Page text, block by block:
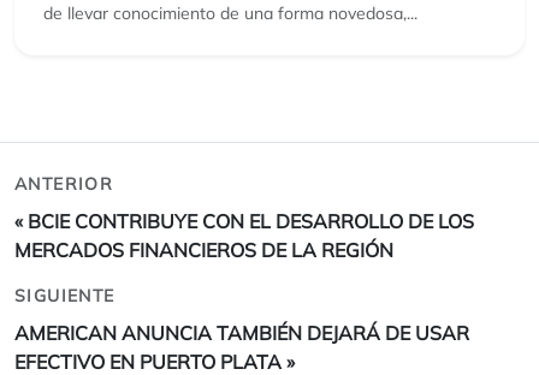
de llevar conocimiento de una forma novedosa,...
ANTERIOR
« BCIE CONTRIBUYE CON EL DESARROLLO DE LOS
MERCADOS FINANCIEROS DE LA REGIÓN
SIGUIENTE
AMERICAN ANUNCIA TAMBIÉN DEJARÁ DE USAR
EFECTIVO EN PUERTO PLATA »